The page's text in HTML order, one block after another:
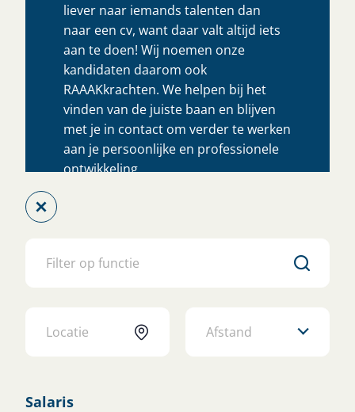
Afstand
Salaris
liever naar iemands talenten dan
naar een cv, want daar valt altijd iets
aan te doen! Wij noemen onze
kandidaten daarom ook
RAAAKkrachten. We helpen bij het
vinden van de juiste baan en blijven
met je in contact om verder te werken
aan je persoonlijke en professionele
ontwikkeling.
Altijd dichtbij
Wij geloven in ieders talent
Jouw talent, onze missie